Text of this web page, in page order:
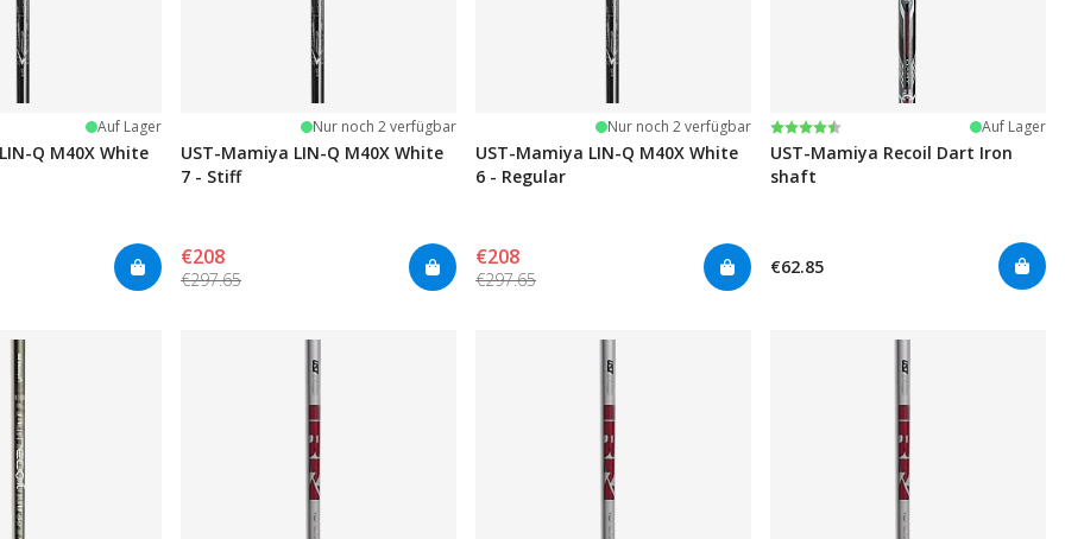
Auf Lager
Q M40X White
Nur noch 2 verfügbar
UST-Mamiya LIN-Q M40X White
7 - Stiff
€208
€297.65
Nur noch 2 verfügbar
UST-Mamiya LIN-Q M40X White
6 - Regular
€208
€297.65
Bewertung:
4.7 von 5 Sternen Auf Lager
UST-Mamiya Recoil Dart Iron
shaft
€62.85